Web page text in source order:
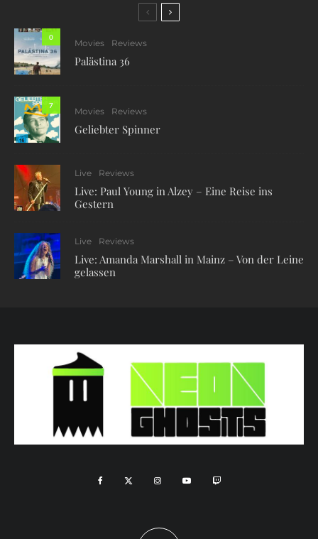
0
Movies Reviews
Palästina 36
7
Movies Reviews
Geliebter Spinner
Live Reviews
Live: Paul Young in Alzey – Eine Reise ins
Gestern
Live Reviews
Live: Amanda Marshall in Mainz – Von der Leine
gelassen